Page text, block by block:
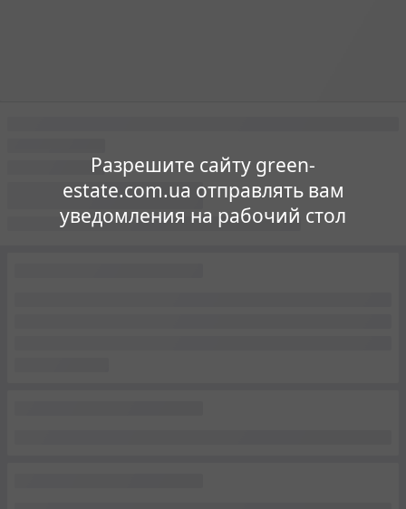
Разрешите сайту green-
estate.com.ua отправлять вам
уведомления на рабочий стол